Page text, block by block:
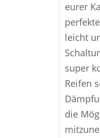
eurer
leicht
super
Reifen
die